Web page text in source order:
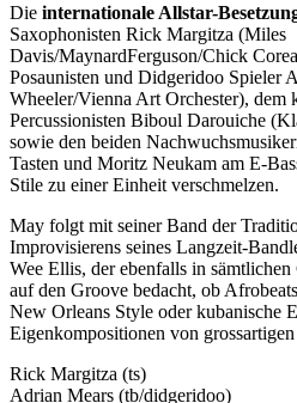
Die internationale Allstar-
Saxophonisten Rick Margitza (Miles
Davis/MaynardFerguson/Chick
Posaunisten und Didgeridoo Spieler
Wheeler/Vienna Art Orchester), dem
Percussionisten Biboul Darouiche
sowie den beiden
Tasten und Moritz Neukam am E-
Stile zu einer Einheit verschmelzen.
May folgt mit seiner Band der
Improvisierens seines Langzeit-
Wee Ellis, der ebenfalls in
auf den Groove bedacht, ob
New Orleans Style oder kubanische
Eigenkompositionen von
Rick Margitza (ts)
Adrian Mears (tb/didgeridoo)